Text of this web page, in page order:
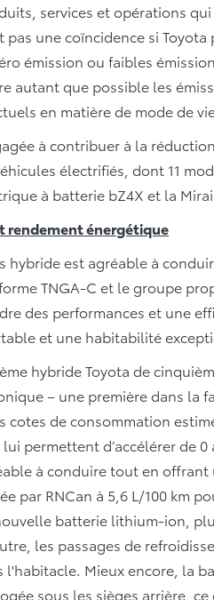
services et opérations
pas une coïncidence si
émission ou faibles
autant que possible les
en matière de mode de
à contribuer à la
électrifiés, dont 11
à batterie bZ4X et la
rendement énergétique
hybride est agréable à
TNGA-C et le groupe
des performances et une
et une habitabilité
hybride Toyota de
– une première dans la
cotes de consommation
lui permettent d’accélérer de
à conduire tout en
par RNCan à 5,6 L/100 km
batterie lithium-ion,
les passages de
Mieux encore, la
sous les sièges arrière,